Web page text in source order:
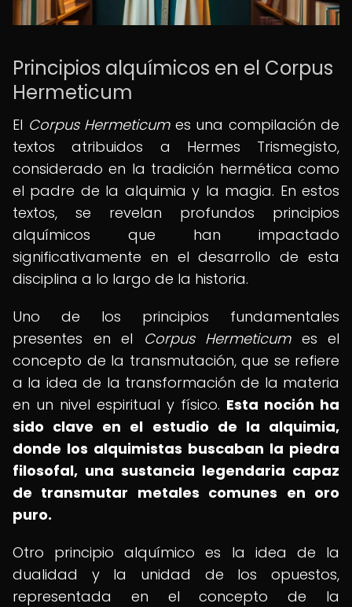
Principios alquímicos en el Corpus
Hermeticum
El Corpus Hermeticumes una compilación de
textos atribuidos a Hermes Trismegisto,
considerado en la tradición hermética como
el padre de la alquimia y la magia. En estos
textos, se revelan profundos principios
alquímicos que han impactado
significativamente en el desarrollo de esta
disciplina a lo largo de la historia.
Uno de los principios fundamentales
presentes en el Corpus Hermeticumes el
concepto de la transmutación, que se refiere
a la idea de la transformación de la materia
en un nivel espiritual y físico. Esta noción ha
sido clave en el estudio de la alquimia,
donde los alquimistas buscaban la piedra
filosofal, una sustancia legendaria capaz
de transmutar metales comunes en oro
puro.
Otro principio alquímico es la idea de la
dualidad y la unidad de los opuestos,
representada en el concepto de la